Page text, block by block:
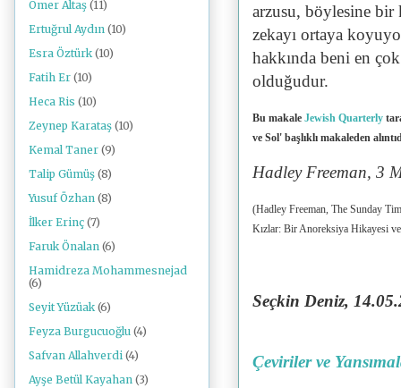
arzusu, böylesine bir
zekayı ortaya
hakkında beni en
olduğudur.
Bu makale Jewish Quarterly
ve Sol' başlıklı makaleden
Hadley Freeman, 3
(Hadley Freeman, The Sunday
Kızlar: Bir Anoreksiya Hikayesi ve
Seçkin Deniz, 14
Çeviriler ve
Ömer Altaş (11)
Ertuğrul Aydın (10)
Esra Öztürk (10)
Fatih Er (10)
Heca Ris (10)
Zeynep Karataş (10)
Kemal Taner (9)
Talip Gümüş (8)
Yusuf Özhan (8)
İlker Erinç (7)
Faruk Önalan (6)
Hamidreza Mohammesnejad
(6)
Seyit Yüzüak (6)
Feyza Burgucuoğlu (4)
Safvan Allahverdi (4)
Ayşe Betül Kayahan (3)